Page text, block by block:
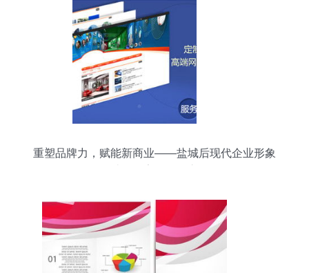
重塑品牌力，赋能新商业——盐城后现代企业形象